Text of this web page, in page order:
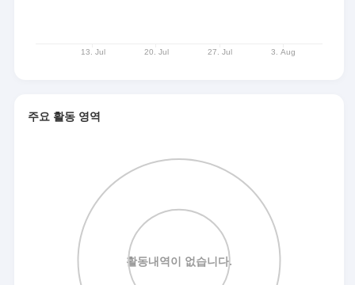
주요 활동 영역